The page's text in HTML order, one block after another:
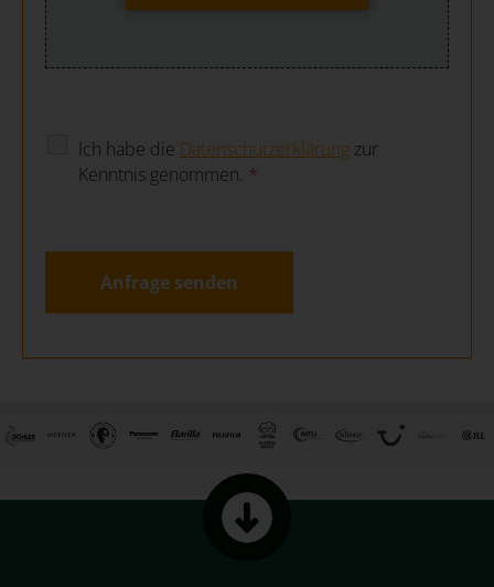
Ich habe die Datenschutzerklärung zur
Kenntnis genommen. *